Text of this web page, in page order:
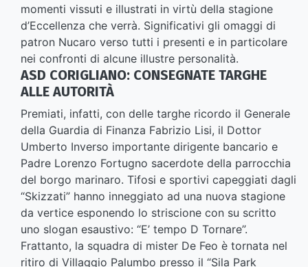
momenti vissuti e illustrati in virtù della stagione
d’Eccellenza che verrà. Significativi gli omaggi di
patron Nucaro verso tutti i presenti e in particolare
nei confronti di alcune illustre personalità.
ASD CORIGLIANO: CONSEGNATE TARGHE
ALLE AUTORITÀ
Premiati, infatti, con delle targhe ricordo il Generale
della Guardia di Finanza Fabrizio Lisi, il Dottor
Umberto Inverso importante dirigente bancario e
Padre Lorenzo Fortugno sacerdote della parrocchia
del borgo marinaro. Tifosi e sportivi capeggiati dagli
“Skizzati” hanno inneggiato ad una nuova stagione
da vertice esponendo lo striscione con su scritto
uno slogan esaustivo: “E’ tempo D Tornare”.
Frattanto, la squadra di mister De Feo è tornata nel
ritiro di Villaggio Palumbo presso il “Sila Park